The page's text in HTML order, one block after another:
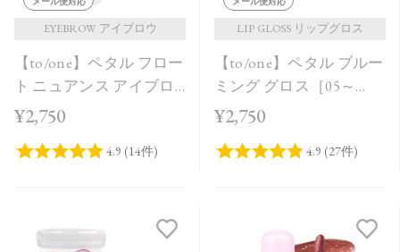
EYEBROW アイブロウ
【to/one】ペタル フロー
ト ニュアンス アイブロ
ウ［03,04］
¥2,750
LIP GLOSS リップグロス
【to/one】ペタル ブルー
ミング グロス［05～
08］
¥2,750